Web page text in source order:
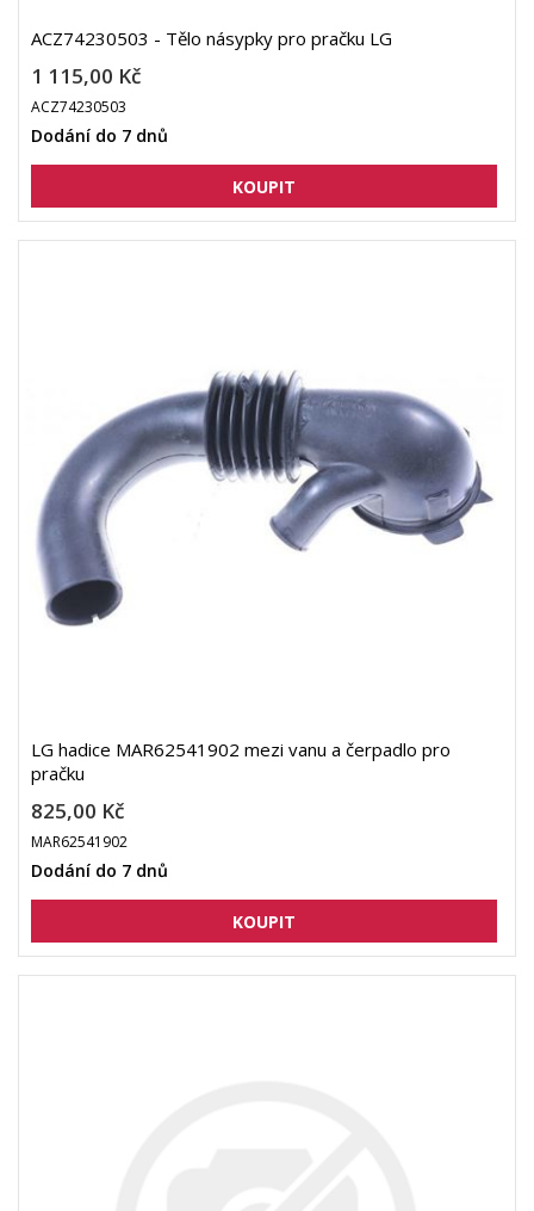
ACZ74230503 - Tělo násypky pro pračku LG
1 115,00 Kč
ACZ74230503
Dodání do 7 dnů
LG hadice MAR62541902 mezi vanu a čerpadlo pro
pračku
825,00 Kč
MAR62541902
Dodání do 7 dnů